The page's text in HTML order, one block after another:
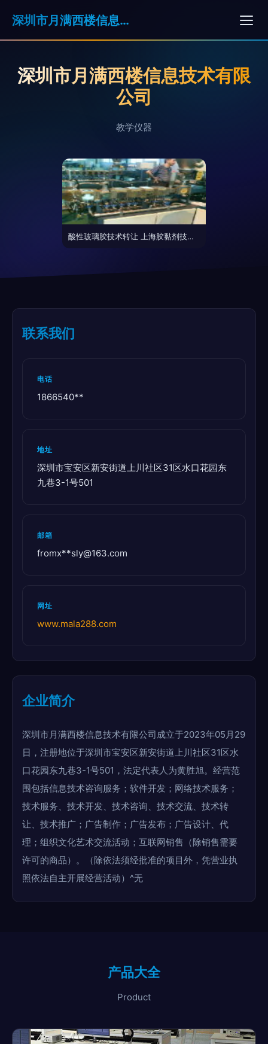
深圳市月满西楼信息技术有限公司
深圳市月满西楼信息技术有限
公司
教学仪器
酸性玻璃胶技术转让 上海胶黏剂技术公司引领行业创新
联系我们
电话
1866540**
地址
深圳市宝安区新安街道上川社区31区水口花园东
九巷3-1号501
邮箱
fromx**sly@163.com
网址
www.mala288.com
企业简介
深圳市月满西楼信息技术有限公司成立于2023年05月29
日，注册地位于深圳市宝安区新安街道上川社区31区水
口花园东九巷3-1号501，法定代表人为黄胜旭。经营范
围包括信息技术咨询服务；软件开发；网络技术服务；
技术服务、技术开发、技术咨询、技术交流、技术转
让、技术推广；广告制作；广告发布；广告设计、代
理；组织文化艺术交流活动；互联网销售（除销售需要
许可的商品）。（除依法须经批准的项目外，凭营业执
照依法自主开展经营活动）^无
产品大全
Product